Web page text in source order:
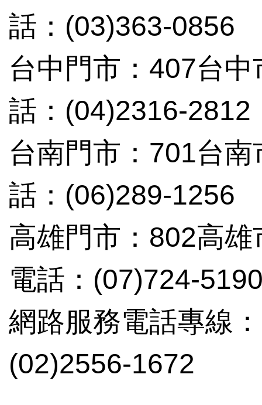
話：(03)363-0856
台中門市：407台
話：(04)2316-2812
台南門市：701台
話：(06)289-1256
高雄門市：802高
電話：(07)724-
網路服務電話專線
(02)2556-1672